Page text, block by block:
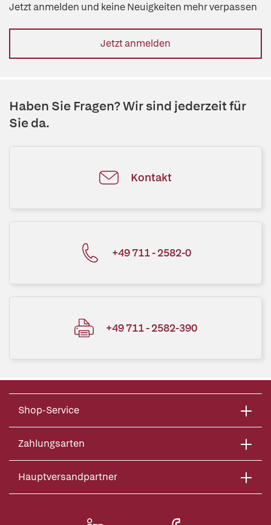
Jetzt anmelden und keine Neuigkeiten mehr verpassen
Jetzt anmelden
Haben Sie Fragen? Wir sind jederzeit für
Sie da.
Kontakt
+49 711 - 2582-0
+49 711 - 2582-390
Shop-Service
Zahlungsarten
Hauptversandpartner